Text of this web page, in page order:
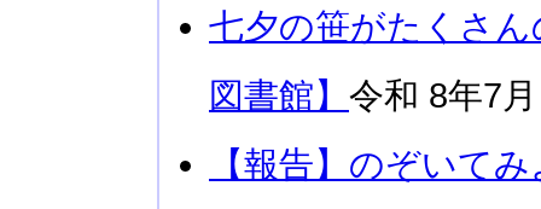
七夕の笹がたくさ
図書館】 令和 8年7月
【報告】のぞいて